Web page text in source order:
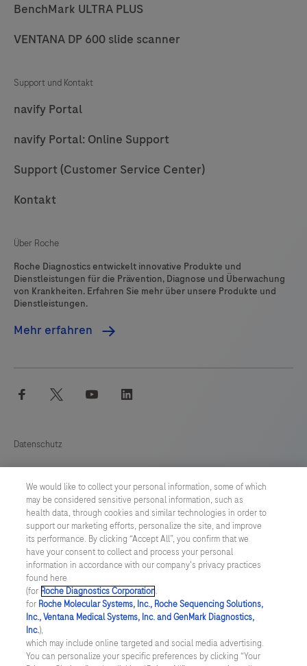
BenchMark ULTRA PLUS
VENTANA DP 600 slide scanner
Support und Kontakt
navify Portal
navify Portal: Online Support
Support (Customer Service Center)
Kontakt
Über Roche
Roche Diagnostics entwickelt innovative Produkte und
Dienstleistungen für die Prävention, Diagnose und Überwachung
von Krankheiten. Erfahren Sie mehr über unsere Produkte und
Dienstleistungen.
Mehr erfahren
facebook twitter youtube
Datenschutz
Allgemeine Geschäftsbedingungen
SWITZERLAND / Deutsch
© 2026 F. Hoffmann-La Roche Ltd
zuletzt aktualisiert 10.08.2026
Diese Website enthält Informationen über Produkte, die für ein
breites Spektrum von Zielgruppen bestimmt sind und
Produktdetails oder Informationen enthalten könnten, die in Ihrem
We would like to collect your personal information, some of which
may be considered sensitive personal information, such as
health data, through cookies and similar technologies in order to
support our marketing efforts, personalize the site, and improve
its performance. By clicking “Accept All”, you confirm that we
have your consent to collect and process your personal
information in accordance with our company's privacy practices
found here
(for Roche Diagnostics Corporation.
for Roche Molecular Systems, Inc., Roche Sequencing Solutions,
Inc., Ventana Medical Systems, Inc. and GenMark Diagnostics,
Inc.),
which may include online targeted and social media advertising.
You can personalize your specific preferences by clicking “Your